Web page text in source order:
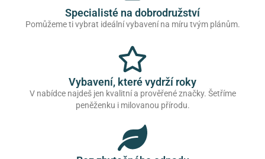
Specialisté na dobrodružství
Pomůžeme ti vybrat ideální vybavení na míru tvým plánům.
Vybavení, které vydrží roky
V nabídce najdeš jen kvalitní a prověřené značky. Šetříme
peněženku i milovanou přírodu.